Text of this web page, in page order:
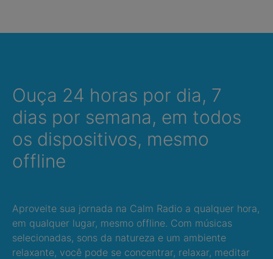
Ouça 24 horas por dia, 7
dias por semana, em todos
os dispositivos, mesmo
offline
Aproveite sua jornada na Calm Radio a qualquer hora,
em qualquer lugar, mesmo offline. Com músicas
selecionadas, sons da natureza e um ambiente
relaxante, você pode se concentrar, relaxar, meditar